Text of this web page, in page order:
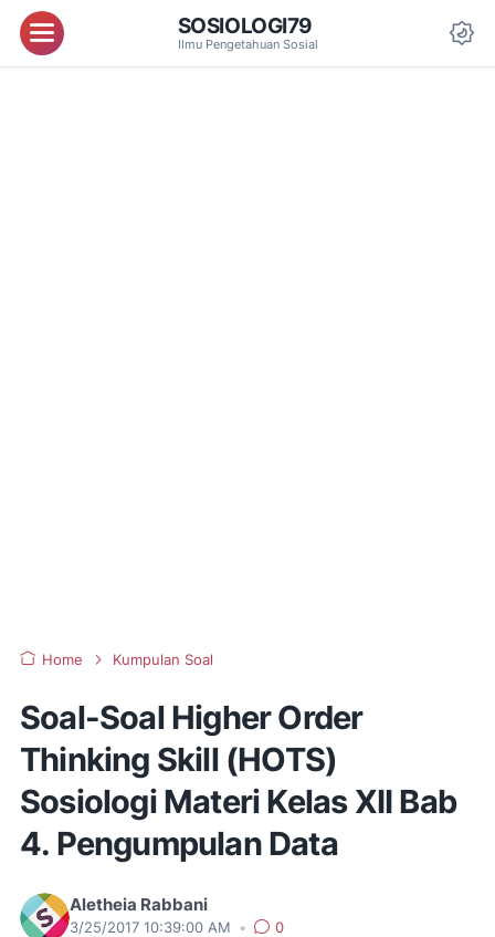
Menu SOSIOLOGI79
Ilmu Pengetahuan Sosial
Home Kumpulan Soal
Soal-Soal Higher Order
Thinking Skill (HOTS)
Sosiologi Materi Kelas XII Bab
4. Pengumpulan Data
Aletheia Rabbani
3/25/2017 10:39:00 AM •
0